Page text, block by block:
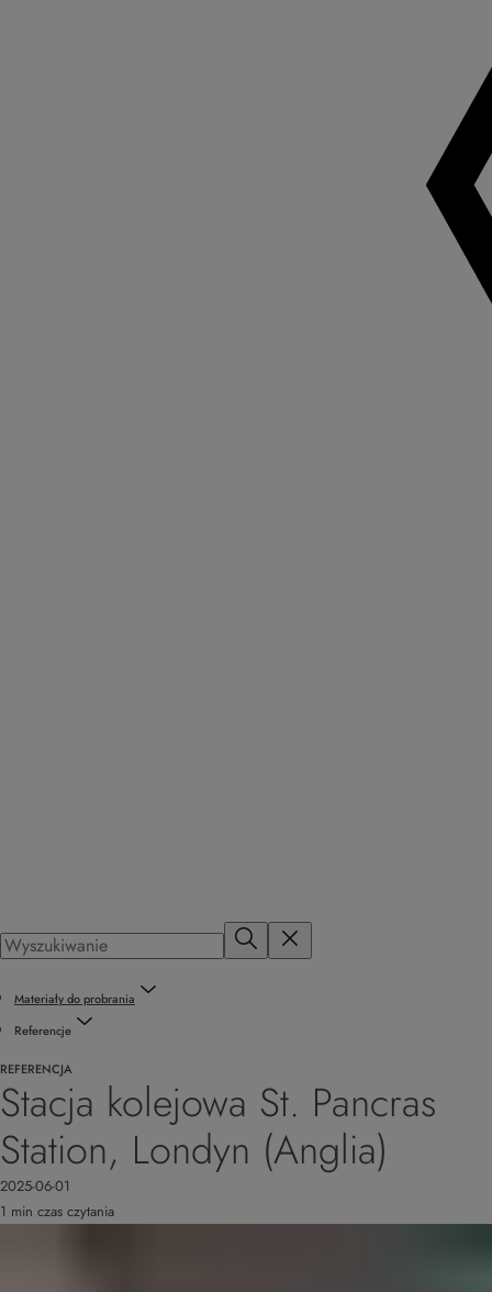
Materiały do probrania
Referencje
REFERENCJA
Stacja kolejowa St. Pancras
Station, Londyn (Anglia)
2025-06-01
1 min czas czytania